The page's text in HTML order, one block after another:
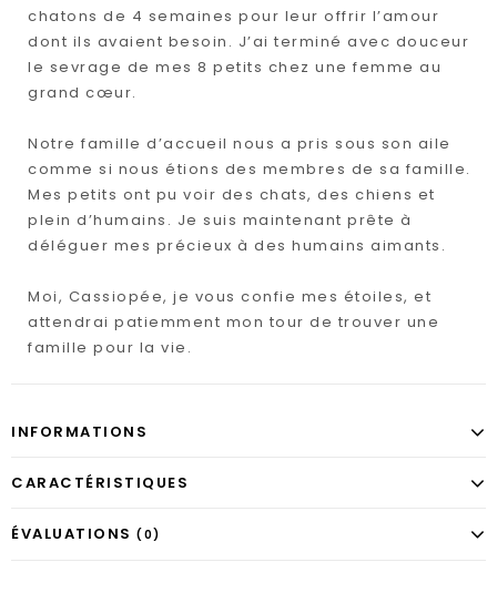
chatons de 4 semaines pour leur offrir l’amour
dont ils avaient besoin. J’ai terminé avec douceur
le sevrage de mes 8 petits chez une femme au
grand cœur.
Notre famille d’accueil nous a pris sous son aile
comme si nous étions des membres de sa famille.
Mes petits ont pu voir des chats, des chiens et
plein d’humains. Je suis maintenant prête à
déléguer mes précieux à des humains aimants.
Moi, Cassiopée, je vous confie mes étoiles, et
attendrai patiemment mon tour de trouver une
famille pour la vie.
INFORMATIONS
CARACTÉRISTIQUES
ÉVALUATIONS (0)